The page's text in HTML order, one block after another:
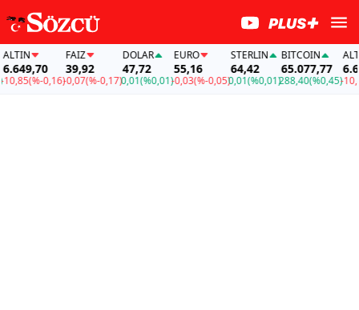
(%-0,16)
FAİZ
39,92
-0,07(%-0,17)
DOLAR
47,72
0,01(%0,01)
EURO
55,16
-0,03(%-0,05)
STERLIN
64,42
0,01(%0,01)
BITCOIN
65.077,77
288,40(%0,45)
ALTIN
-10,85